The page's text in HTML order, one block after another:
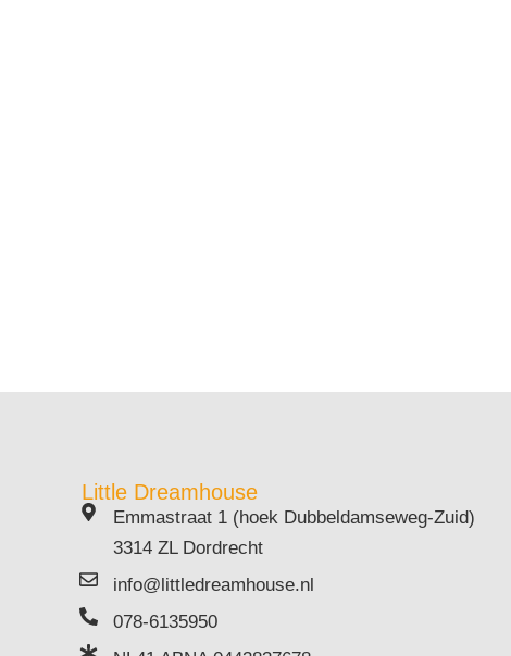
Little Dreamhouse
Emmastraat 1 (hoek Dubbeldamseweg-Zuid)
3314 ZL Dordrecht
info@littledreamhouse.nl
078-6135950